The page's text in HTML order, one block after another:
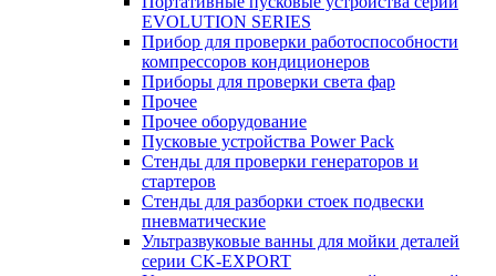
EVOLUTION SERIES
Прибор для проверки работоспособности
компрессоров кондиционеров
Приборы для проверки света фар
Прочее
Прочее оборудование
Пусковые устройства Power Pack
Стенды для проверки генераторов и
стартеров
Стенды для разборки стоек подвески
пневматические
Ультразвуковые ванны для мойки деталей
серии CK-EXPORT